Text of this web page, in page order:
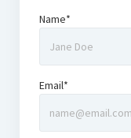
Name*
Email*